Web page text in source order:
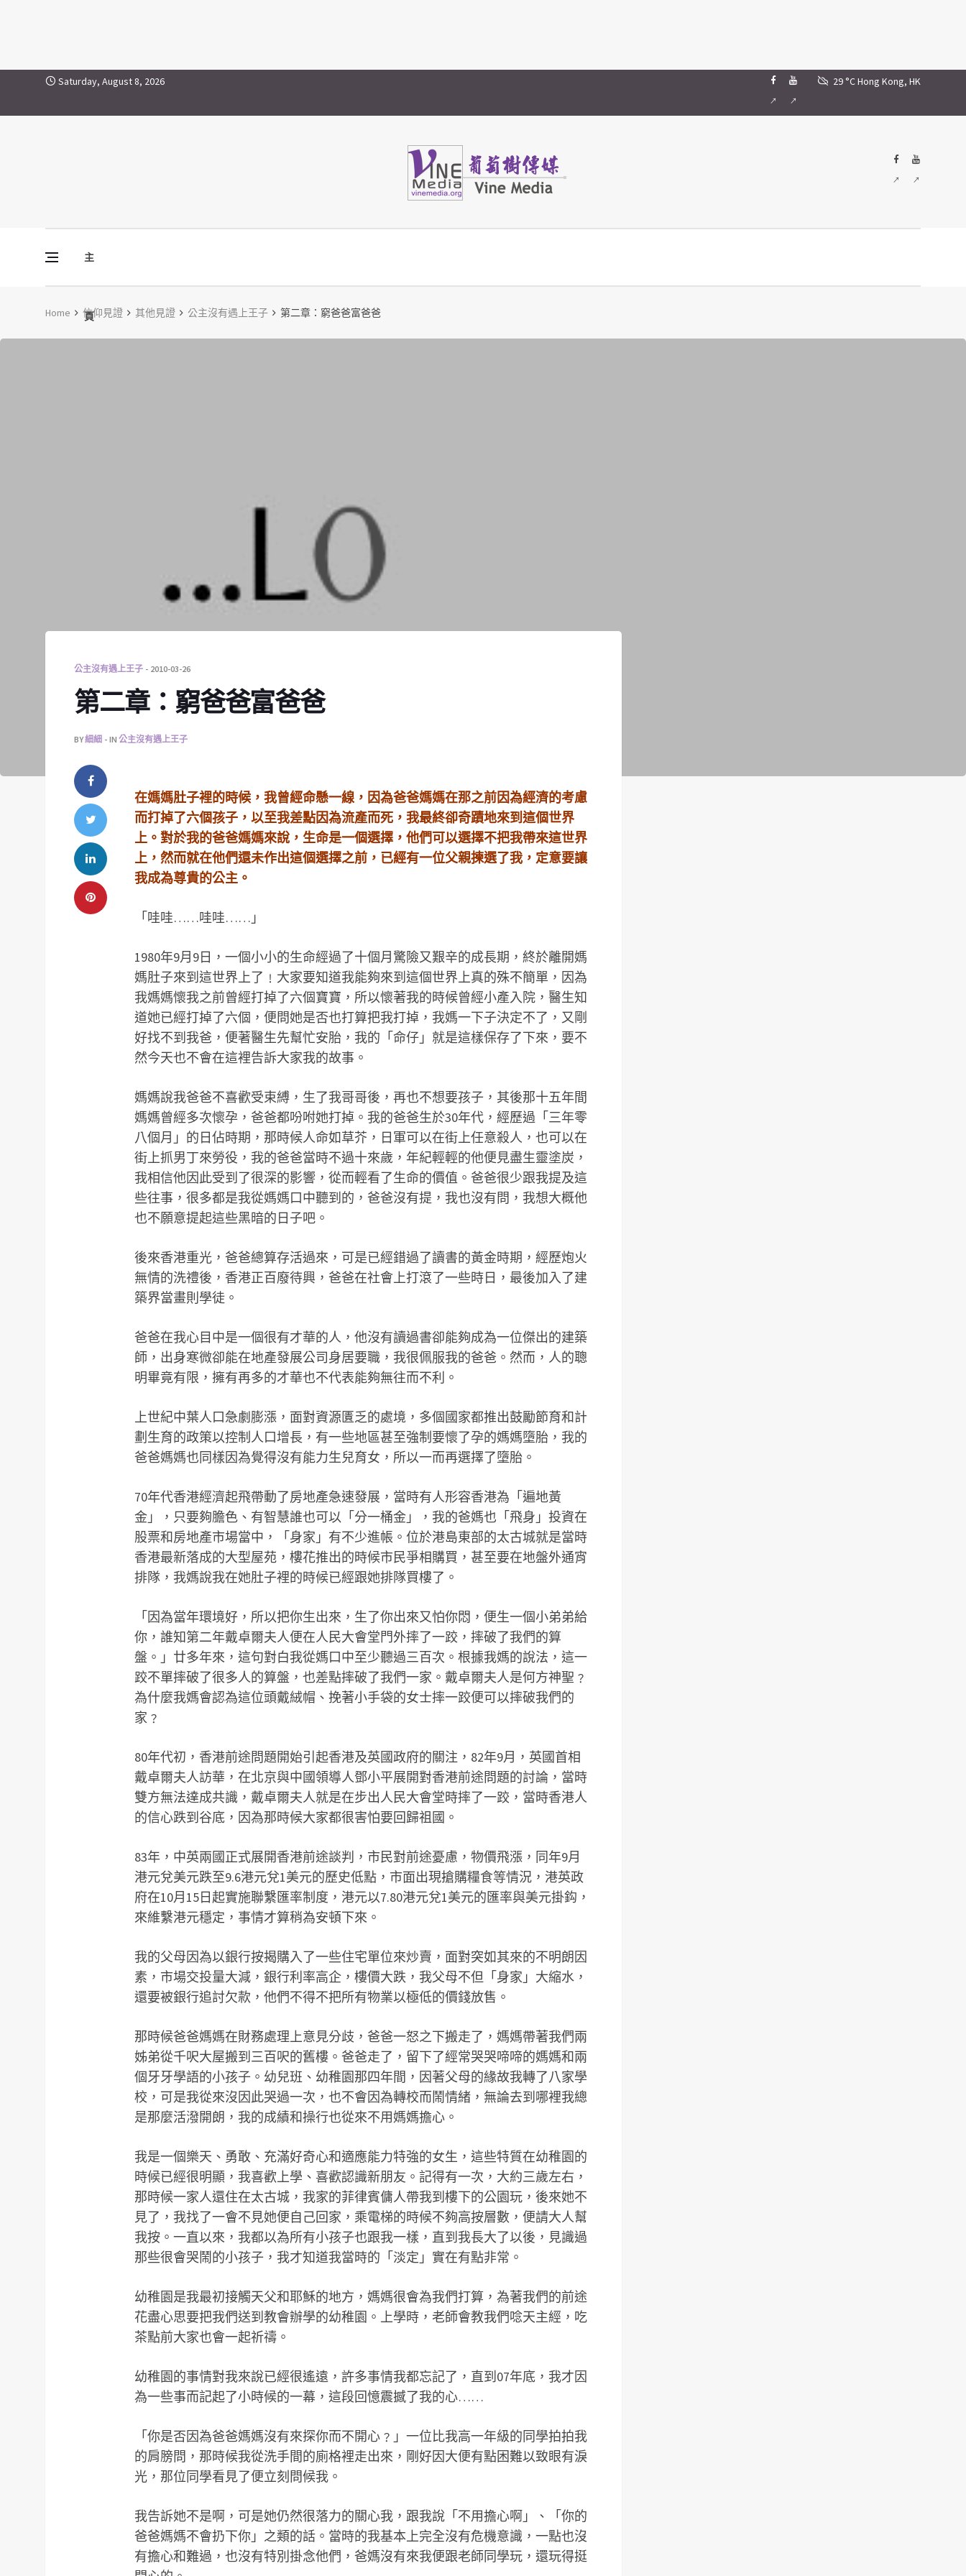
Skip to contentSaturday, August 8, 2026 29 °CHong Kong, HK
主
頁
Vine Media
葡萄樹傳媒
Home 信仰見證 其他見證 公主沒有遇上王子 第二章：窮爸爸富爸爸
公主沒有遇上王子 2010-03-26
第二章：窮爸爸富爸爸
BY細細 IN 公主沒有遇上王子
在媽媽肚子裡的時候，我曾經命懸一線，因為爸爸媽媽在那之前因為經濟的考慮
而打掉了六個孩子，以至我差點因為流產而死，我最終卻奇蹟地來到這個世界
上。對於我的爸爸媽媽來說，生命是一個選擇，他們可以選擇不把我帶來這世界
上，然而就在他們還未作出這個選擇之前，已經有一位父親揀選了我，定意要讓
我成為尊貴的公主。
「哇哇……哇哇……」
1980年9月9日，一個小小的生命經過了十個月驚險又艱辛的成長期，終於離開媽
媽肚子來到這世界上了﹗大家要知道我能夠來到這個世界上真的殊不簡單，因為
我媽媽懷我之前曾經打掉了六個寶寶，所以懷著我的時候曾經小產入院，醫生知
道她已經打掉了六個，便問她是否也打算把我打掉，我媽一下子決定不了，又剛
好找不到我爸，便著醫生先幫忙安胎，我的「命仔」就是這樣保存了下來，要不
然今天也不會在這裡告訴大家我的故事。
媽媽說我爸爸不喜歡受束縛，生了我哥哥後，再也不想要孩子，其後那十五年間
媽媽曾經多次懷孕，爸爸都吩咐她打掉。我的爸爸生於30年代，經歷過「三年零
八個月」的日佔時期，那時候人命如草芥，日軍可以在街上任意殺人，也可以在
街上抓男丁來勞役，我的爸爸當時不過十來歲，年紀輕輕的他便見盡生靈塗炭，
我相信他因此受到了很深的影響，從而輕看了生命的價值。爸爸很少跟我提及這
些往事，很多都是我從媽媽口中聽到的，爸爸沒有提，我也沒有問，我想大概他
也不願意提起這些黑暗的日子吧。
後來香港重光，爸爸總算存活過來，可是已經錯過了讀書的黃金時期，經歷炮火
無情的洗禮後，香港正百廢待興，爸爸在社會上打滾了一些時日，最後加入了建
築界當畫則學徒。
爸爸在我心目中是一個很有才華的人，他沒有讀過書卻能夠成為一位傑出的建築
師，出身寒微卻能在地產發展公司身居要職，我很佩服我的爸爸。然而，人的聰
明畢竟有限，擁有再多的才華也不代表能夠無往而不利。
上世紀中葉人口急劇膨漲，面對資源匱乏的處境，多個國家都推出鼓勵節育和計
劃生育的政策以控制人口增長，有一些地區甚至強制要懷了孕的媽媽墮胎，我的
爸爸媽媽也同樣因為覺得沒有能力生兒育女，所以一而再選擇了墮胎。
70年代香港經濟起飛帶動了房地產急速發展，當時有人形容香港為「遍地黃
金」，只要夠膽色、有智慧誰也可以「分一桶金」，我的爸媽也「飛身」投資在
股票和房地產市場當中，「身家」有不少進帳。位於港島東部的太古城就是當時
香港最新落成的大型屋苑，樓花推出的時候市民爭相購買，甚至要在地盤外通宵
排隊，我媽說我在她肚子裡的時候已經跟她排隊買樓了。
「因為當年環境好，所以把你生出來，生了你出來又怕你悶，便生一個小弟弟給
你，誰知第二年戴卓爾夫人便在人民大會堂門外摔了一跤，摔破了我們的算
盤。」廿多年來，這句對白我從媽口中至少聽過三百次。根據我媽的說法，這一
跤不單摔破了很多人的算盤，也差點摔破了我們一家。戴卓爾夫人是何方神聖﹖
為什麼我媽會認為這位頭戴絨帽、挽著小手袋的女士摔一跤便可以摔破我們的
家﹖
80年代初，香港前途問題開始引起香港及英國政府的關注，82年9月，英國首相
戴卓爾夫人訪華，在北京與中國領導人鄧小平展開對香港前途問題的討論，當時
雙方無法達成共識，戴卓爾夫人就是在步出人民大會堂時摔了一跤，當時香港人
的信心跌到谷底，因為那時候大家都很害怕要回歸祖國。
83年，中英兩國正式展開香港前途談判，市民對前途憂慮，物價飛漲，同年9月
港元兌美元跌至9.6港元兌1美元的歷史低點，市面出現搶購糧食等情況，港英政
府在10月15日起實施聯繫匯率制度，港元以7.80港元兌1美元的匯率與美元掛鈎，
來維繫港元穩定，事情才算稍為安頓下來。
我的父母因為以銀行按揭購入了一些住宅單位來炒賣，面對突如其來的不明朗因
素，市場交投量大減，銀行利率高企，樓價大跌，我父母不但「身家」大縮水，
還要被銀行追討欠款，他們不得不把所有物業以極低的價錢放售。
那時候爸爸媽媽在財務處理上意見分歧，爸爸一怒之下搬走了，媽媽帶著我們兩
姊弟從千呎大屋搬到三百呎的舊樓。爸爸走了，留下了經常哭哭啼啼的媽媽和兩
個牙牙學語的小孩子。幼兒班、幼稚園那四年間，因著父母的緣故我轉了八家學
校，可是我從來沒因此哭過一次，也不會因為轉校而鬧情緒，無論去到哪裡我總
是那麼活潑開朗，我的成績和操行也從來不用媽媽擔心。
我是一個樂天、勇敢、充滿好奇心和適應能力特強的女生，這些特質在幼稚園的
時候已經很明顯，我喜歡上學、喜歡認識新朋友。記得有一次，大約三歲左右，
那時候一家人還住在太古城，我家的菲律賓傭人帶我到樓下的公園玩，後來她不
見了，我找了一會不見她便自己回家，乘電梯的時候不夠高按層數，便請大人幫
我按。一直以來，我都以為所有小孩子也跟我一樣，直到我長大了以後，見識過
那些很會哭鬧的小孩子，我才知道我當時的「淡定」實在有點非常。
幼稚園是我最初接觸天父和耶穌的地方，媽媽很會為我們打算，為著我們的前途
花盡心思要把我們送到教會辦學的幼稚園。上學時，老師會教我們唸天主經，吃
茶點前大家也會一起祈禱。
幼稚園的事情對我來說已經很遙遠，許多事情我都忘記了，直到07年底，我才因
為一些事而記起了小時候的一幕，這段回憶震撼了我的心……
「你是否因為爸爸媽媽沒有來探你而不開心﹖」一位比我高一年級的同學拍拍我
的肩膀問，那時候我從洗手間的廁格裡走出來，剛好因大便有點困難以致眼有淚
光，那位同學看見了便立刻問候我。
我告訴她不是啊，可是她仍然很落力的關心我，跟我說「不用擔心啊」、「你的
爸爸媽媽不會扔下你」之類的話。當時的我基本上完全沒有危機意識，一點也沒
有擔心和難過，也沒有特別掛念他們，爸媽沒有來我便跟老師同學玩，還玩得挺